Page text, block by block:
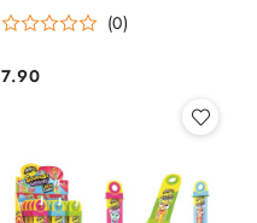
(0)
Cena:
7.90